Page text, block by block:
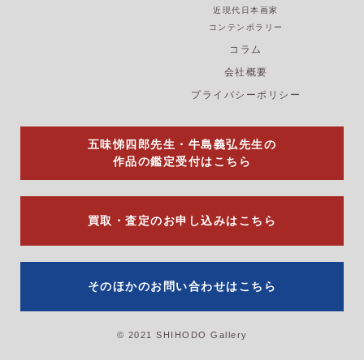
近現代日本画家
コンテンポラリー
コラム
会社概要
プライバシーポリシー
五味悌四郎先生・牛島義弘先生の
作品の鑑定受付はこちら
買取・査定のお申し込みはこちら
そのほかのお問い合わせはこちら
© 2021 SHIHODO Gallery